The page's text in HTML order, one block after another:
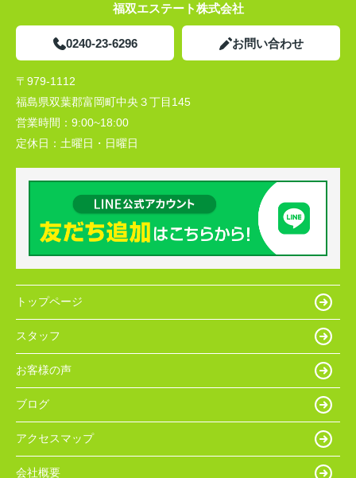
福双エステート株式会社
0240-23-6296 お問い合わせ
〒979-1112
福島県双葉郡富岡町中央３丁目145
営業時間： 9:00~18:00
定休日： 土曜日・日曜日
トップページ
スタッフ
お客様の声
ブログ
アクセスマップ
会社概要